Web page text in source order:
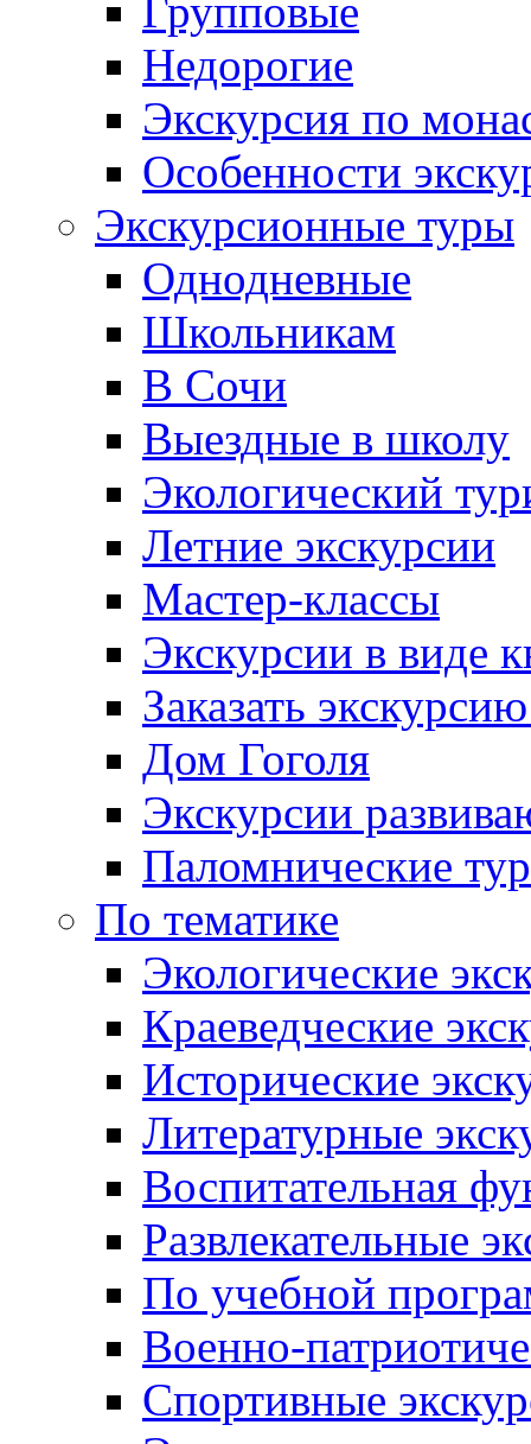
Групповые
Недорогие
Экскурсия по
Особенности
Экскурсионные туры
Однодневные
Школьникам
В Сочи
Выездные в школу
Экологический
Летние экскурсии
Мастер-классы
Экскурсии в виде
Заказать
Дом Гоголя
Экскурсии
Паломнические
По тематике
Экологические
Краеведческие
Исторические
Литературные
Воспитательная
Развлекательные
По учебной
Военно-
Спортивные